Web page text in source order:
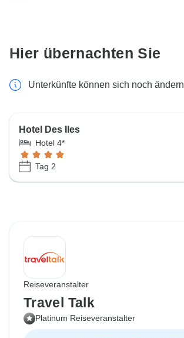
Hier übernachten Sie
Unterkünfte können sich noch ändern
Hotel Des Iles
Hotel 4*
Tag 2
Reiseveranstalter
Travel Talk
Platinum Reiseveranstalter